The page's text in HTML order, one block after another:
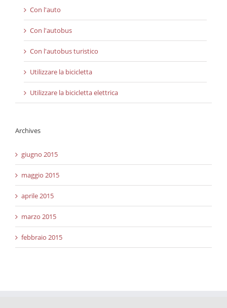
Con l'auto
Con l'autobus
Con l'autobus turistico
Utilizzare la bicicletta
Utilizzare la bicicletta elettrica
Archives
giugno 2015
maggio 2015
aprile 2015
marzo 2015
febbraio 2015